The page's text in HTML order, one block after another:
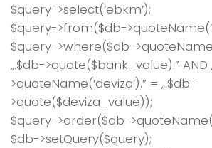
$query->select(‘ebkm’);
$query->from($db-
$query->where($db-
„.$db->quote($bank_value).” AND
>quoteName(‘deviza’).” = „.$db-
>quote($deviza_value));
$query->order($db-
$db->setQuery($query);